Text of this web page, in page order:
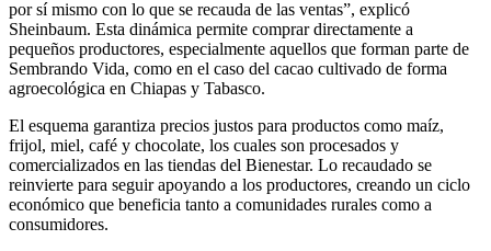
por sí mismo con lo que se recauda de las ventas”, explicó
Sheinbaum. Esta dinámica permite comprar directamente a
pequeños productores, especialmente aquellos que forman parte de
Sembrando Vida, como en el caso del cacao cultivado de forma
agroecológica en Chiapas y Tabasco.
El esquema garantiza precios justos para productos como maíz,
frijol, miel, café y chocolate, los cuales son procesados y
comercializados en las tiendas del Bienestar. Lo recaudado se
reinvierte para seguir apoyando a los productores, creando un ciclo
económico que beneficia tanto a comunidades rurales como a
consumidores.